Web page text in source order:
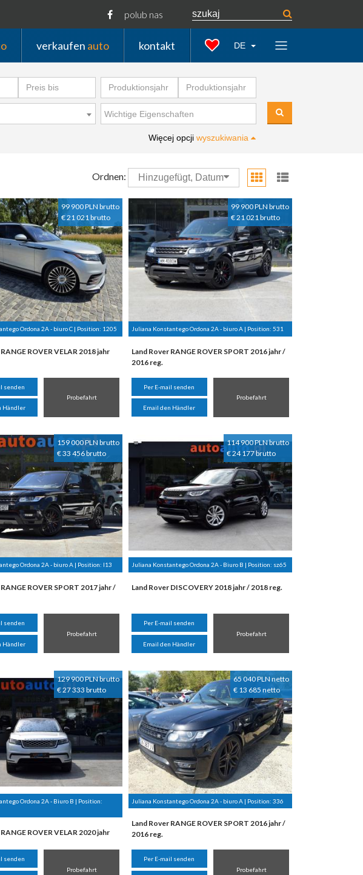
polub nas
verkaufen auto kontakt DE
Więcej opcji wyszukiwania
Ordnen: Hinzugefügt, Datum
99 900 PLN brutto
€ 21 021 brutto
Ordona 2A - biuro C | Position: 1205
ROVER VELAR 2018 jahr
senden
Händler
Probefahrt
99 900 PLN brutto
€ 21 021 brutto
Juliana Konstantego Ordona 2A - biuro A | Position: 531
Land Rover RANGE ROVER SPORT 2016 jahr /
2016 reg.
Per E-mail senden
Email den Händler
Probefahrt
159 000 PLN brutto
€ 33 456 brutto
Ordona 2A - biuro A | Position: I13
ROVER SPORT 2017 jahr /
senden
Händler
Probefahrt
114 900 PLN brutto
€ 24 177 brutto
Juliana Konstantego Ordona 2A - Biuro B | Position: sz65
Land Rover DISCOVERY 2018 jahr / 2018 reg.
Per E-mail senden
Email den Händler
Probefahrt
129 900 PLN brutto
€ 27 333 brutto
Ordona 2A - Biuro B | Position:
ROVER VELAR 2020 jahr
senden
Probefahrt
65 040 PLN netto
€ 13 685 netto
Juliana Konstantego Ordona 2A - biuro A | Position: 336
Land Rover RANGE ROVER SPORT 2016 jahr /
2016 reg.
Per E-mail senden
Probefahrt